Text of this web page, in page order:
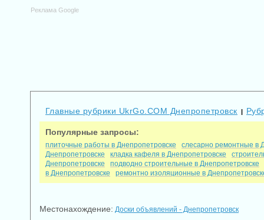
Реклама Google
Главные рубрики UkrGo.COM Днепропетровск
Популярные запросы:
плиточные работы в Днепропетровске
слесарно ремонтные в
Днепропетровске
кладка кафеля в Днепропетровске
Днепропетровске
подводно строительные в Днепропетровске
в Днепропетровске
ремонтно изоляционные в
Местонахождение: Доски объявлений - Днепропетровск